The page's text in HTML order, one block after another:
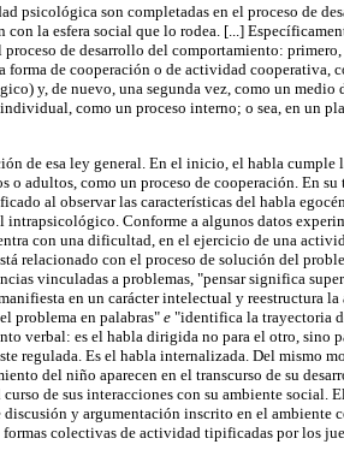
psicológica son completadas en el proceso de
con la esfera social que lo rodea. [...]
proceso de desarrollo del comportamiento:
de cooperación o de actividad cooperativa,
y, de nuevo, una segunda vez, como un
como un proceso interno; o sea, en un
de esa ley general. En el inicio, el habla
o adultos, como un proceso de cooperación. En
al observar las características del habla
Conforme a algunos datos
con una dificultad, en el ejercicio de una
relacionado con el proceso de solución del
vinculadas a problemas, "pensar significa
en un carácter intelectual y reestructura
problema en palabras" e "identifica la trayectoria
verbal: es el habla dirigida no para el otro, sino
regulada. Es el habla internalizada. Del mismo
del niño aparecen en el transcurso de su
de sus interacciones con su ambiente social.
discusión y argumentación inscrito en el
colectivas de actividad tipificadas por los